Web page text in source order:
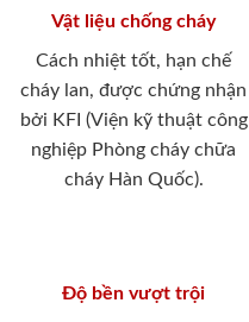
Vật liệu chống cháy
Cách nhiệt tốt, hạn chế
cháy lan, được chứng nhận
bởi KFI (Viện kỹ thuật công
nghiệp Phòng cháy chữa
cháy Hàn Quốc).
Độ bền vượt trội